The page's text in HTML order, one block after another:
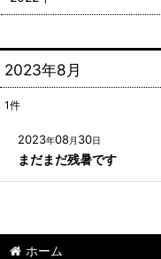
2023年8月
1件
2023年08月 30日
まだまだ残暑です
ホーム